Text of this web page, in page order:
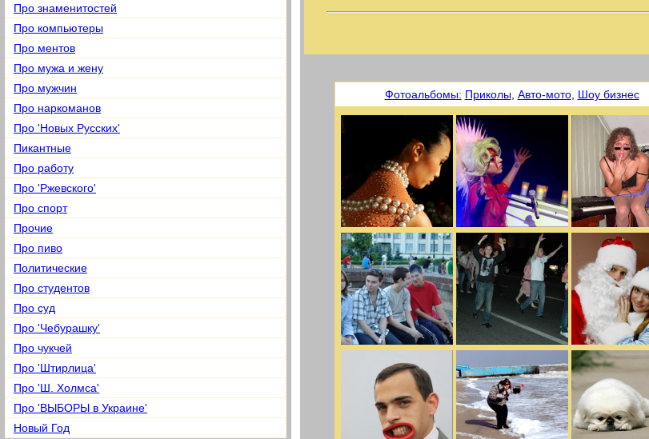
Про знаменитостей
Про компьютеры
Про ментов
Про мужа и жену
Про мужчин
Про наркоманов
Про 'Новых Русских'
Пикантные
Про работу
Про 'Ржевского'
Про спорт
Прочие
Про пиво
Политические
Про студентов
Про суд
Про 'Чебурашку'
Про чукчей
Про 'Штирлица'
Про 'Ш. Холмса'
Про 'ВЫБОРЫ в Украине'
Новый Год
Фотоальбомы: Приколы, Авто-мото, Шоу бизнес